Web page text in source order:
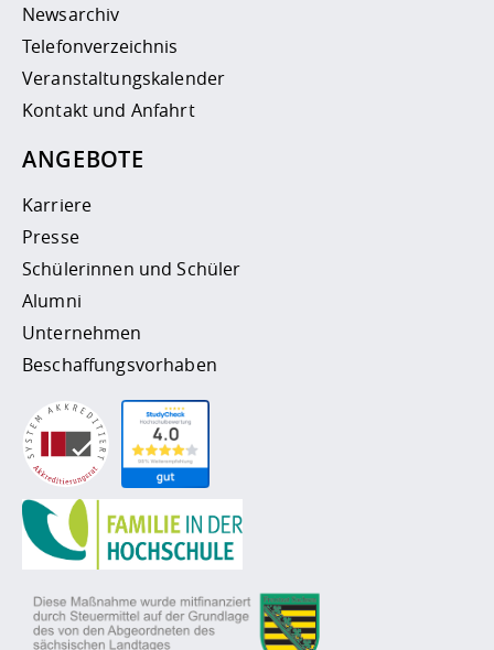
Newsarchiv
Telefonverzeichnis
Veranstaltungskalender
Kontakt und Anfahrt
ANGEBOTE
Karriere
Presse
Schülerinnen und Schüler
Alumni
Unternehmen
Beschaffungsvorhaben